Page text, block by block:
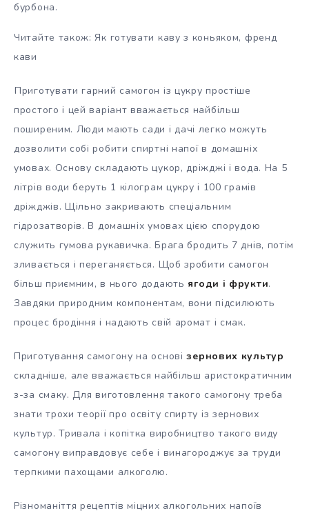
бурбона.
Читайте також: Як готувати каву з коньяком, френд
кави
Приготувати гарний самогон із цукру простіше
простого і цей варіант вважається найбільш
поширеним. Люди мають сади і дачі легко можуть
дозволити собі робити спиртні напої в домашніх
умовах. Основу складають цукор, дріжджі і вода. На 5
літрів води беруть 1 кілограм цукру і 100 грамів
дріжджів. Щільно закривають спеціальним
гідрозатворів. В домашніх умовах цією спорудою
служить гумова рукавичка. Брага бродить 7 днів, потім
зливається і переганяється. Щоб зробити самогон
більш приємним, в нього додають ягоди і фрукти.
Завдяки природним компонентам, вони підсилюють
процес бродіння і надають свій аромат і смак.
Приготування самогону на основізернових культур
складніше, але вважається найбільш аристократичним
з-за смаку. Для виготовлення такого самогону треба
знати трохи теорії про освіту спирту із зернових
культур. Тривала і копітка виробництво такого виду
самогону виправдовує себе і винагороджує за труди
терпкими пахощами алкоголю.
Різноманіття рецептів міцних алкогольних напоїв